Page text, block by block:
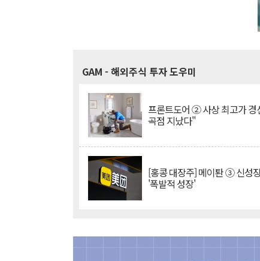
GAM - 해외주식 투자 도우미
프론트도어 ② 사상 최고가
곡점 지났다"
[홍콩 대장주] 메이퇀 ③ 신성
'폭발적 성장'